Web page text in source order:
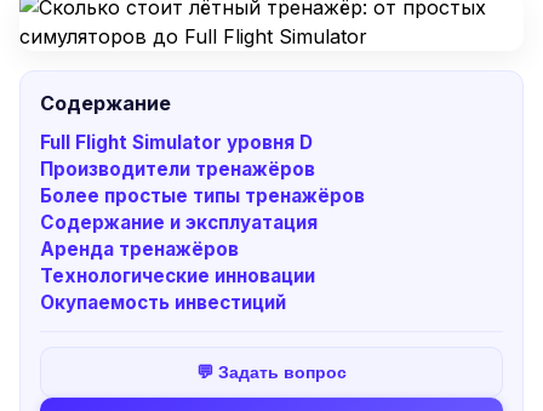
Содержание
Full Flight Simulator уровня D
Производители тренажёров
Более простые типы тренажёров
Содержание и эксплуатация
Аренда тренажёров
Технологические инновации
Окупаемость инвестиций
💬 Задать вопрос